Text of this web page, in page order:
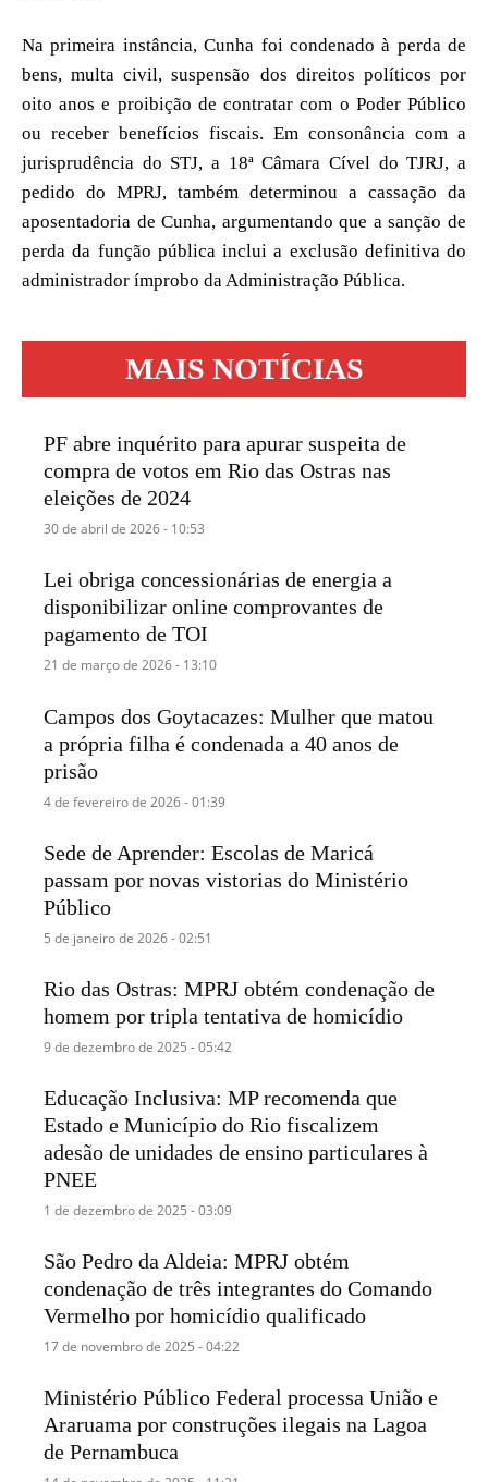
Na primeira instância, Cunha foi condenado à perda de
bens, multa civil, suspensão dos direitos políticos por
oito anos e proibição de contratar com o Poder Público
ou receber benefícios fiscais. Em consonância com a
jurisprudência do STJ, a 18ª Câmara Cível do TJRJ, a
pedido do MPRJ, também determinou a cassação da
aposentadoria de Cunha, argumentando que a sanção de
perda da função pública inclui a exclusão definitiva do
administrador ímprobo da Administração Pública.
MAIS NOTÍCIAS
PF abre inquérito para apurar suspeita de
compra de votos em Rio das Ostras nas
eleições de 2024
30 de abril de 2026 - 10:53
Lei obriga concessionárias de energia a
disponibilizar online comprovantes de
pagamento de TOI
21 de março de 2026 - 13:10
Campos dos Goytacazes: Mulher que matou
a própria filha é condenada a 40 anos de
prisão
4 de fevereiro de 2026 - 01:39
Sede de Aprender: Escolas de Maricá
passam por novas vistorias do Ministério
Público
5 de janeiro de 2026 - 02:51
Rio das Ostras: MPRJ obtém condenação de
homem por tripla tentativa de homicídio
9 de dezembro de 2025 - 05:42
Educação Inclusiva: MP recomenda que
Estado e Município do Rio fiscalizem
adesão de unidades de ensino particulares à
PNEE
1 de dezembro de 2025 - 03:09
São Pedro da Aldeia: MPRJ obtém
condenação de três integrantes do Comando
Vermelho por homicídio qualificado
17 de novembro de 2025 - 04:22
Ministério Público Federal processa União e
Araruama por construções ilegais na Lagoa
de Pernambuca